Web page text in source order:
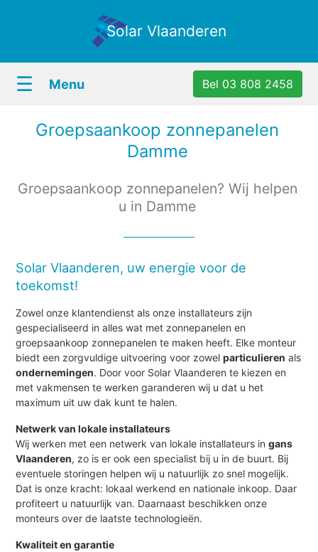
Solar Vlaanderen
☰ Menu Bel 03 808 2458
Groepsaankoop zonnepanelen
Damme
Groepsaankoop zonnepanelen? Wij helpen
u in Damme
Solar Vlaanderen, uw energie voor de
toekomst!
Zowel onze klantendienst als onze installateurs zijn
gespecialiseerd in alles wat met zonnepanelen en
groepsaankoop zonnepanelen te maken heeft. Elke monteur
biedt een zorgvuldige uitvoering voor zowelparticulieren als
ondernemingen. Door voor Solar Vlaanderen te kiezen en
met vakmensen te werken garanderen wij u dat u het
maximum uit uw dak kunt te halen.
Netwerk van lokale installateurs
Wij werken met een netwerk van lokale installateurs ingans
Vlaanderen, zo is er ook een specialist bij u in de buurt. Bij
eventuele storingen helpen wij u natuurlijk zo snel mogelijk.
Dat is onze kracht: lokaal werkend en nationale inkoop. Daar
profiteert u natuurlijk van. Daarnaast beschikken onze
monteurs over de laatste technologieën.
Kwaliteit en garantie